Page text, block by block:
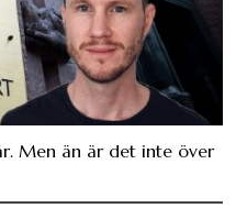
Men än är det inte över